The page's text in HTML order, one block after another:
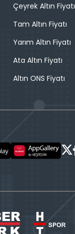
Çeyrek Altın Fiyatı
Tam Altın Fiyatı
Yarım Altın Fiyatı
Ata Altın Fiyatı
Altın ONS Fiyatı